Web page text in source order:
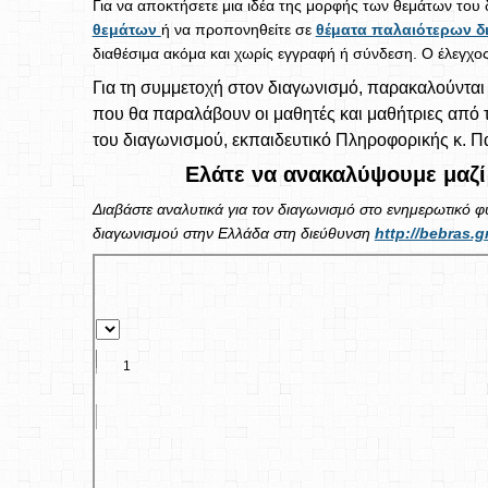
Για να αποκτήσετε μια ιδέα της μορφής των θεμάτων
θεμάτων ή να προπονηθείτε σε θέματα παλαιότερων
διαθέσιμα ακόμα και χωρίς εγγραφή ή σύνδεση. Ο
Για τη συμμετοχή στον διαγωνισμό,
που θα παραλάβουν οι μαθητές και μαθήτριες
του διαγωνισμού, εκπαιδευτικό Πληροφορικής κ.
Ελάτε να ανακαλύψουμε
Διαβάστε αναλυτικά για τον διαγωνισμό στο ενημερωτικό
διαγωνισμού στην Ελλάδα στη διεύθυνση http://